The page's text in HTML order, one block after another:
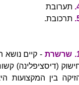
תערובת
תרכובת.
- קיים נושא
(דיסציפלינה)
בין המקצועות